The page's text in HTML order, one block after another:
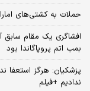
حملات به کشتی‌های
افشاگری یک مقام سابق
بمب اتم پروپاگاندا بود
پزشکیان: هرگز استعفا
ندادیم +فیلم